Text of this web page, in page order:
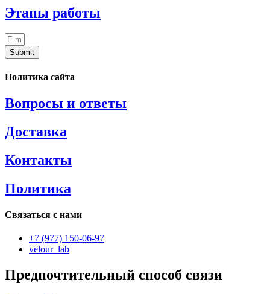
Этапы работы
Submit
Политика сайта
Вопросы и ответы
Доставка
Контакты
Политика
Связаться с нами
+7 (977) 150-06-97
velour_lab
Предпочтительный способ связи